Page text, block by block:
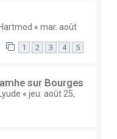
« mar. août
1 2 3 4 5
sur Bourges
Lyude « jeu. août 25,